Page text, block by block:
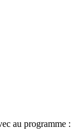
au programme :